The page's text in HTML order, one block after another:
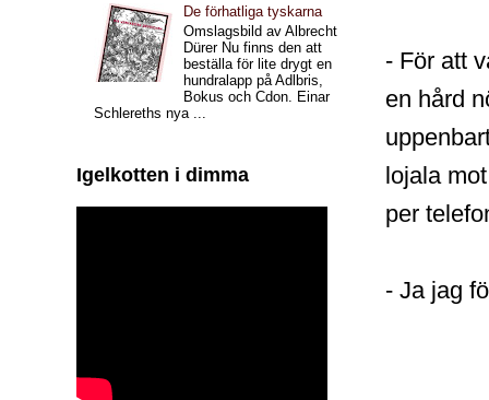
- För att
en hård
lojala
per
- Ja jag
De förhatliga tyskarna
Omslagsbild av Albrecht
Dürer Nu finns den att
beställa för lite drygt en
hundralapp på Adlbris,
Bokus och Cdon. Einar
Schlereths nya ...
Igelkotten i dimma